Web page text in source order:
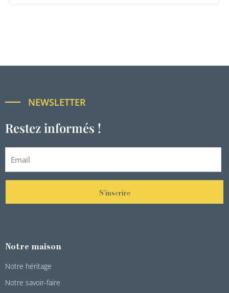
NEWSLETTER
Restez informés !
S'inscrire
Notre maison
Notre héritage
Notre savoir-faire